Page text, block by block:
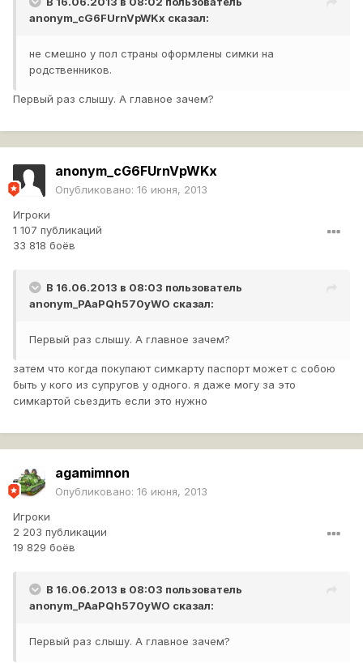
anonym_cG6FUrnVpWKx сказал:
не смешно у пол страны оформлены симки на
родственников.
Первый раз слышу. А главное зачем?
anonym_cG6FUrnVpWKx
Опубликовано: 16 июня, 2013
Игроки
1 107 публикаций
33 818 боёв
В 16.06.2013 в 08:03 пользователь
anonym_PAaPQh570yWO сказал:
Первый раз слышу. А главное зачем?
затем что когда покупают симкарту паспорт может с собою
быть у кого из супругов у одного. я даже могу за это
симкартой сьездить если это нужно
agamimnon
Опубликовано: 16 июня, 2013
Игроки
2 203 публикации
19 829 боёв
В 16.06.2013 в 08:03 пользователь
anonym_PAaPQh570yWO сказал:
Первый раз слышу. А главное зачем?